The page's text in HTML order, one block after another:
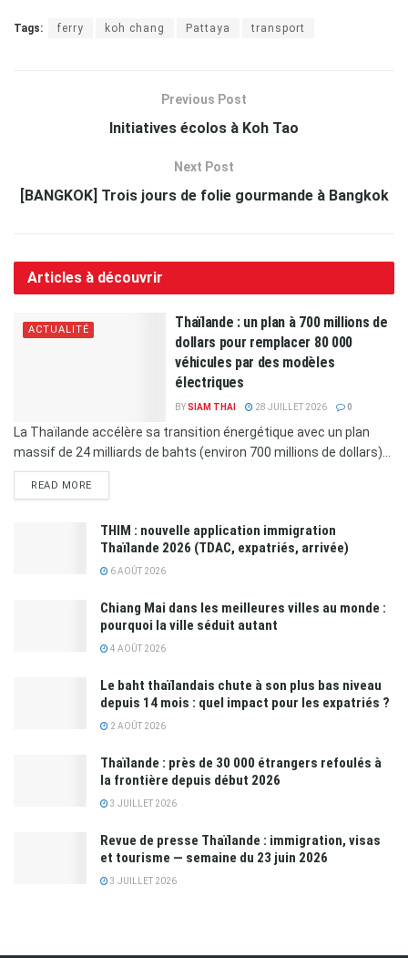
Tags: ferry koh chang Pattaya transport
Previous Post
Initiatives écolos à Koh Tao
Next Post
[BANGKOK] Trois jours de folie gourmande à Bangkok
Articles à découvrir
ACTUALITÉ
Thaïlande : un plan à 700 millions de
dollars pour remplacer 80 000
véhicules par des modèles
électriques
BYSIAM THAI 28 JUILLET 2026 0
La Thaïlande accélère sa transition énergétique avec un plan
massif de 24 milliards de bahts (environ 700 millions de dollars)...
READ MORE
THIM : nouvelle application immigration
Thaïlande 2026 (TDAC, expatriés, arrivée)
6 AOÛT 2026
Chiang Mai dans les meilleures villes au monde :
pourquoi la ville séduit autant
4 AOÛT 2026
Le baht thaïlandais chute à son plus bas niveau
depuis 14 mois : quel impact pour les expatriés ?
2 AOÛT 2026
Thaïlande : près de 30 000 étrangers refoulés à
la frontière depuis début 2026
3 JUILLET 2026
Revue de presse Thaïlande : immigration, visas
et tourisme — semaine du 23 juin 2026
3 JUILLET 2026